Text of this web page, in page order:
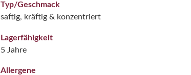
Typ/Geschmack
saftig, kräftig & konzentriert
Lagerfähigkeit
5 Jahre
Allergene